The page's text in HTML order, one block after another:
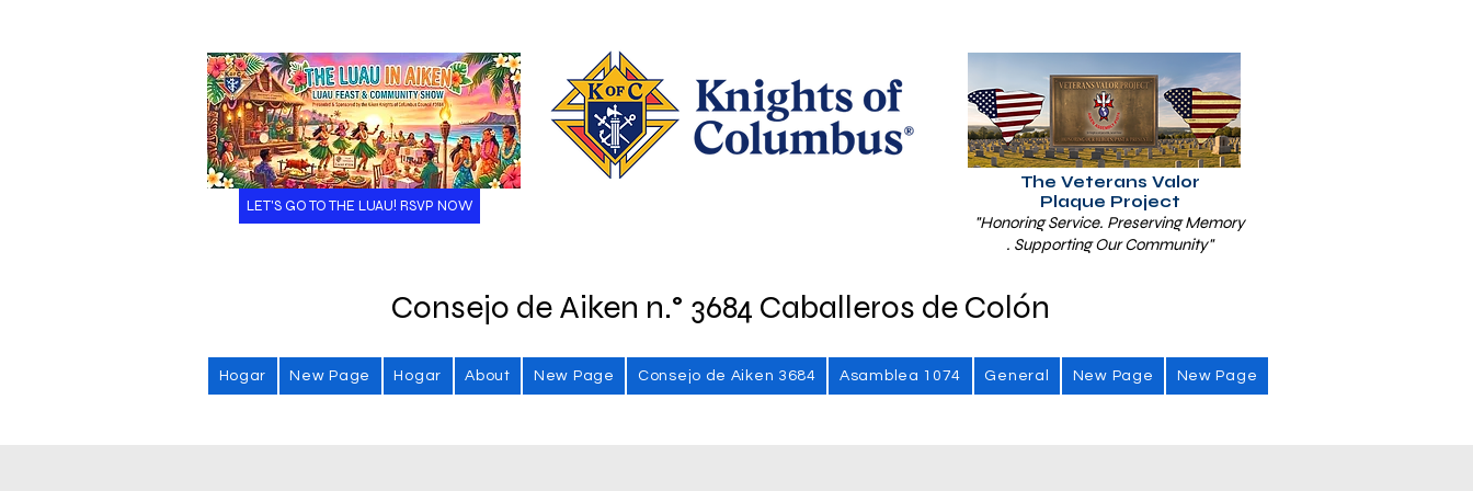
The Veterans Valor
Plaque Project
"Honoring Service. Preserving Memory
. Supporting Our Community"
LET'S GO TO THE LUAU! RSVP NOW
Consejo de Aiken n.° 3684 Caballeros de Colón
Hogar New Page Hogar About New Page Consejo de Aiken 3684 Asamblea 1074 General New Page New Page